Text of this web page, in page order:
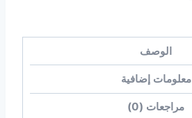
الوصف
معلومات إضافية
مراجعات (0)